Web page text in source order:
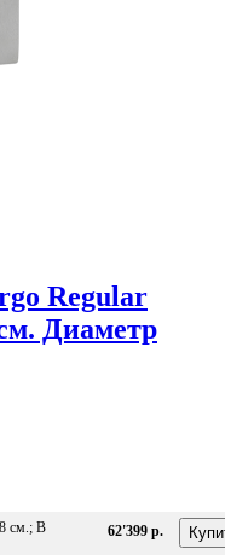
Regular
Диаметр
см.; В
62'399 р.